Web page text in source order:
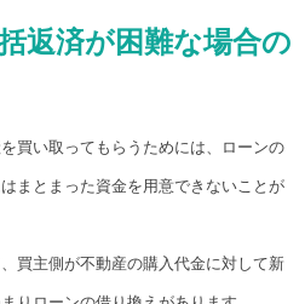
返済が困難な場合の
買い取ってもらうためには、ローンの
まとまった資金を用意できないことが
買主側が不動産の購入代金に対して新